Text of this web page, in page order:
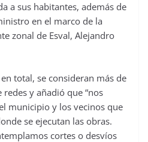
a sus habitantes, además de
en el marco de la
zonal de Esval, Alejandro
total, se consideran más de
y añadió que “nos
municipio y los vecinos que
se ejecutan las obras.
cortes o desvíos